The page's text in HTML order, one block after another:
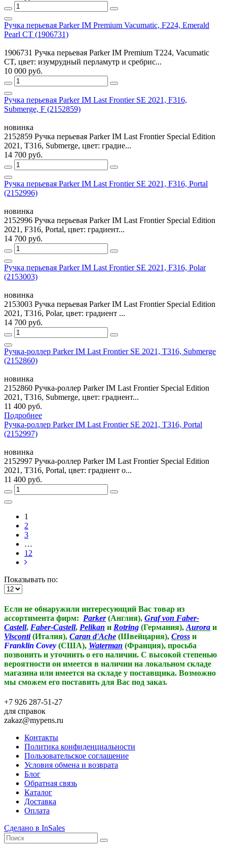
Ручка перьевая Parker IM Premium Vacumatic, F224, Emerald
Pearl CT (1906731)
1906731 Ручка перьевая Parker IM Premium T224, Vacumatic
CT, цвет: изумрудный перламутр и сребрис...
10 000 руб.
Ручка перьевая Parker IM Last Frontier SE 2021, F316,
Submerge, F (2152859)
новинка
2152859 Ручка перьевая Parker IM Last Frontier Special Edition
2021, T316, Submerge, цвет: градие...
14 700 руб.
Ручка перьевая Parker IM Last Frontier SE 2021, F316, Portal
(2152996)
новинка
2152996 Ручка перьевая Parker IM Last Frontier Special Edition
2021, F316, Portal, цвет: градиент...
14 700 руб.
Ручка перьевая Parker IM Last Frontier SE 2021, F316, Polar
(2153003)
новинка
2153003 Ручка перьевая Parker IM Last Frontier Special Edition
2021, T316, Polar, цвет: градиент ...
14 700 руб.
Ручка-роллер Parker IM Last Frontier SE 2021, T316, Submerge
(2152860)
новинка
2152860 Ручка-роллер Parker IM Last Frontier Special Edition
2021, T316, Submerge, цвет: градиент...
11 400 руб.
Подробнее
Ручка-роллер Parker IM Last Frontier SE 2021, T316, Portal
(2152997)
новинка
2152997 Ручка-роллер Parker IM Last Frontier Special Edition
2021, T316, Portal, цвет: градиент о...
11 400 руб.
1
2
3
…
12
Показывать по:
Если не обнаружили интересующий Вас товар из
ассортимента фирм: Parker(Англия), Graf von Faber-
Castell, Faber-Castell, Pelikan и Rotring (Германия), Aurora и
Visconti(Италия), Caran d'Ache (Швейцария), Cross и
Franklin Covey (США), Waterman (Франция), просьба
позвонить и уточнить о его наличии. С высокой степенью
вероятности он имеется в наличии на локальном складе
магазина или имеется на складе у поставщика. Возможно
мы сможем его поставить для Вас под заказ.
+7 926 287-51-27
для справок
zakaz@mypens.ru
Контакты
Политика конфиденциальности
Пользовательское соглашение
Условия обмена и возврата
Блог
Обратная связь
Каталог
Доставка
Оплата
Сделано в InSales